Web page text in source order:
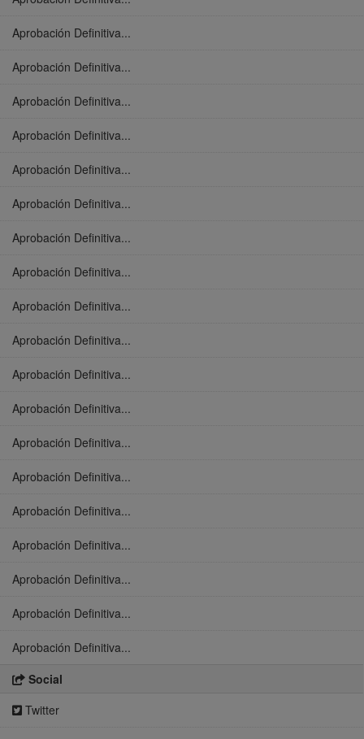
Aprobación Definitiva...
Aprobación Definitiva...
Aprobación Definitiva...
Aprobación Definitiva...
Aprobación Definitiva...
Aprobación Definitiva...
Aprobación Definitiva...
Aprobación Definitiva...
Aprobación Definitiva...
Aprobación Definitiva...
Aprobación Definitiva...
Aprobación Definitiva...
Aprobación Definitiva...
Aprobación Definitiva...
Aprobación Definitiva...
Aprobación Definitiva...
Aprobación Definitiva...
Aprobación Definitiva...
Aprobación Definitiva...
Social
Twitter